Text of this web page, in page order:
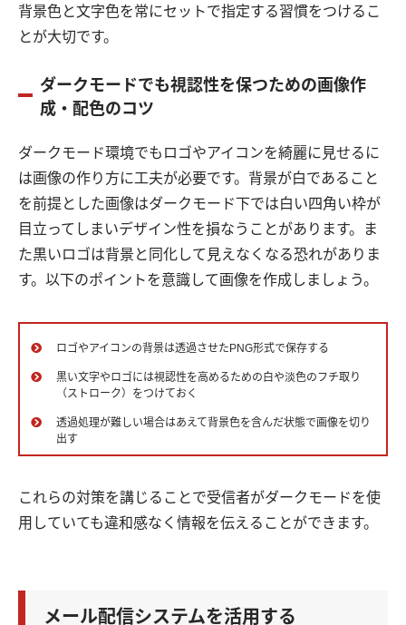
背景色と文字色を常にセットで指定する習慣をつけるこ
とが大切です。
ダークモードでも視認性を保つための画像作
成・配色のコツ
ダークモード環境でもロゴやアイコンを綺麗に見せるに
は画像の作り方に工夫が必要です。背景が白であること
を前提とした画像はダークモード下では白い四角い枠が
目立ってしまいデザイン性を損なうことがあります。ま
た黒いロゴは背景と同化して見えなくなる恐れがありま
す。以下のポイントを意識して画像を作成しましょう。
ロゴやアイコンの背景は透過させたPNG形式で保存する
黒い文字やロゴには視認性を高めるための白や淡色のフチ取り
（ストローク）をつけておく
透過処理が難しい場合はあえて背景色を含んだ状態で画像を切り
出す
これらの対策を講じることで受信者がダークモードを使
用していても違和感なく情報を伝えることができます。
メール配信システムを活用する